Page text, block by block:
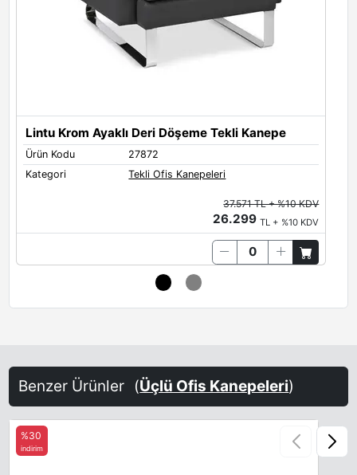
Lintu Krom Ayaklı Deri Döşeme Tekli Kanepe
Ürün Kodu
27872
Kategori
Tekli Ofis Kanepeleri
37.571 TL + %10 KDV
26.299TL + %10 KDV
Benzer Ürünler (Üçlü Ofis Kanepeleri)
%30
indirim